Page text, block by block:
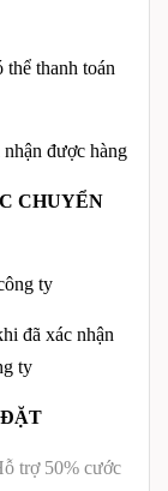
thanh toán
được hàng
CHUYỂN
ty
đã xác nhận
ty
ĐẶT
trợ 50% cước